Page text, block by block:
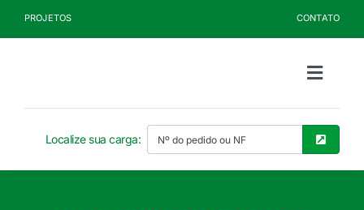
PROJETOS CONTATO
Toggle
Produtos
Localize sua carga: